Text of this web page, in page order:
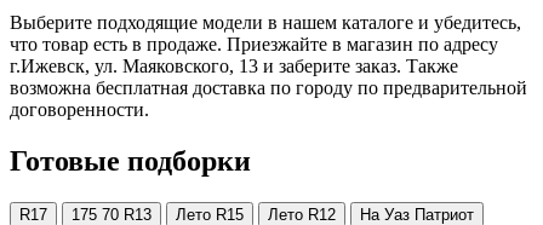
Выберите подходящие модели в нашем каталоге и убедитесь,
что товар есть в продаже. Приезжайте в магазин по адресу
г.Ижевск, ул. Маяковского, 13 и заберите заказ. Также
возможна бесплатная доставка по городу по предварительной
договоренности.
Готовые подборки
R17 175 70 R13 Лето R15 Лето R12 На Уаз Патриот